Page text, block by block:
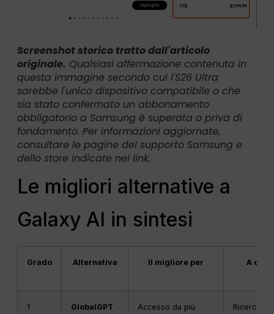
Screenshot storico tratto dall'articolo
originale. Qualsiasi affermazione contenuta in
questa immagine secondo cui l'S26 Ultra
sarebbe l'unico dispositivo compatibile o che
sia stato confermato un abbonamento
obbligatorio a Samsung è superata o priva di
fondamento. Per informazioni aggiornate,
consultare le pagine del supporto Samsung e
dello store indicate nei link.
Le migliori alternative a
Galaxy AI in sintesi
Grado Alternativa Il migliore per
A
1 GlobalGPT
Accesso da più
Ricerca,